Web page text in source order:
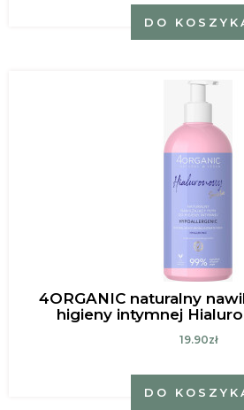
DO
4ORGANIC naturalny
higieny intymnej
19.90zł
DO